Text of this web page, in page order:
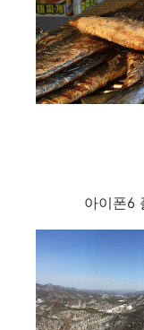
아이폰6